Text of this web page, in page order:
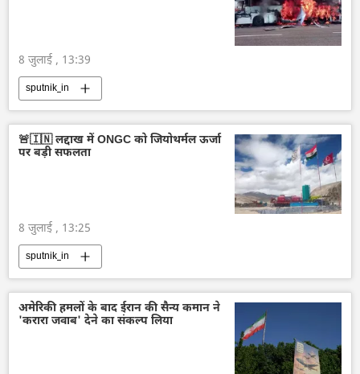
8 जुलाई , 13:39
sputnik_in
🚨🇮🇳 लद्दाख में ONGC को जियोथर्मल ऊर्जा
पर बड़ी सफलता
8 जुलाई , 13:25
sputnik_in
अमेरिकी हमलों के बाद ईरान की सैन्य कमान ने
'करारा जवाब' देने का संकल्प लिया